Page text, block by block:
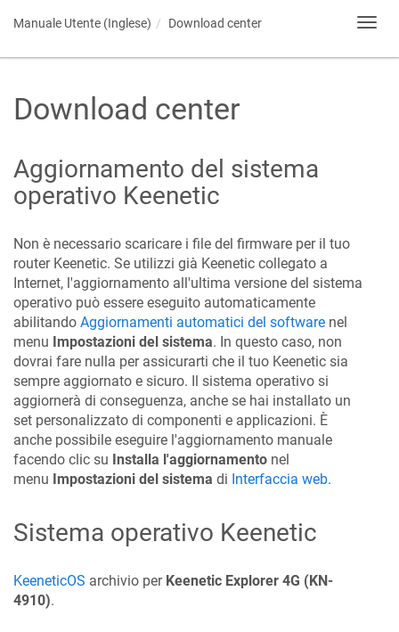
Manuale Utente (Inglese) Download center
Download center
Aggiornamento del sistema
operativo Keenetic
Non è necessario scaricare i file del firmware per il tuo
router Keenetic. Se utilizzi già Keenetic collegato a
Internet, l'aggiornamento all'ultima versione del sistema
operativo può essere eseguito automaticamente
abilitando Aggiornamenti automatici del software nel
menu Impostazioni del sistema. In questo caso, non
dovrai fare nulla per assicurarti che il tuo Keenetic sia
sempre aggiornato e sicuro. Il sistema operativo si
aggiornerà di conseguenza, anche se hai installato un
set personalizzato di componenti e applicazioni. È
anche possibile eseguire l'aggiornamento manuale
facendo clic su Installa l'aggiornamento nel
menu Impostazioni del sistema di Interfaccia web.
Sistema operativo Keenetic
KeeneticOS archivio per Keenetic Explorer 4G (KN-
4910).